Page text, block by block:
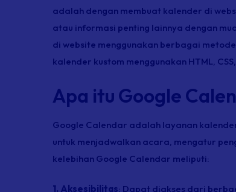
adalah dengan membuat kalender di
atau informasi penting lainnya dengan
di website menggunakan berbagai
kalender kustom menggunakan HTML,
Apa itu Google
Google Calendar adalah layanan
untuk menjadwalkan acara, mengatur
kelebihan Google Calendar meliputi:
1. Aksesibilitas: Dapat diakses dari